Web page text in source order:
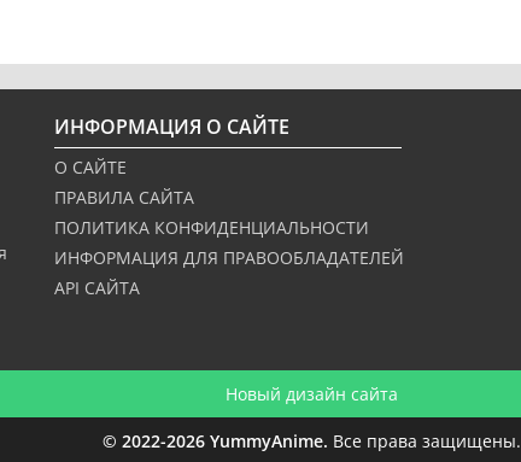
ИНФОРМАЦИЯ О САЙТЕ
О САЙТЕ
ПРАВИЛА САЙТА
ПОЛИТИКА КОНФИДЕНЦИАЛЬНОСТИ
ИНФОРМАЦИЯ ДЛЯ ПРАВООБЛАДАТЕЛЕЙ
API САЙТА
Новый дизайн сайта
© 2022-2026 YummyAnime. Все права защищены.